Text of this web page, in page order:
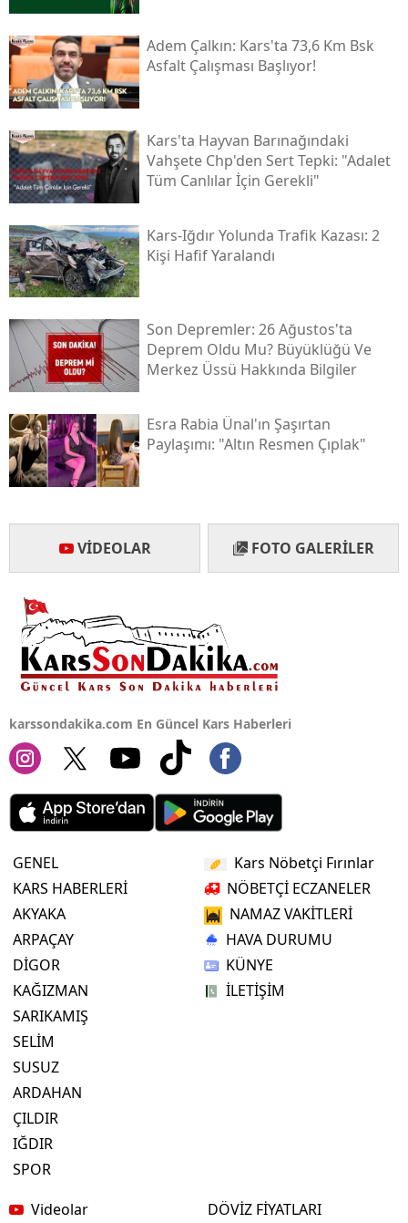
Zonguldak
Bayburt
Karaman
Bartın
Ardahan
Yalova
Osmaniye
Adem Çalkın: Kars'ta 73,6 Km Bsk
Asfalt Çalışması Başlıyor!
Kars'ta Hayvan Barınağındaki
Vahşete Chp'den Sert Tepki: "adalet
Tüm Canlılar İçin Gerekli"
Kars-Iğdır Yolunda Trafik Kazası: 2
Kişi Hafif Yaralandı
Son Depremler: 26 Ağustos'ta
Deprem Oldu Mu? Büyüklüğü Ve
Merkez Üssü Hakkında Bilgiler
Esra Rabia Ünal'ın Şaşırtan
Paylaşımı: "altın Resmen Çıplak"
VIDEOLAR FOTO GALERILER
karssondakika.com En Güncel Kars Haberleri
GENEL
KARS HABERLERİ
AKYAKA
ARPAÇAY
DİGOR
KAĞIZMAN
SARIKAMIŞ
SELİM
SUSUZ
ARDAHAN
ÇILDIR
IĞDIR
SPOR
Kars Nöbetçi Fırınlar
NÖBETÇİ ECZANELER
NAMAZ VAKİTLERİ
HAVA DURUMU
KÜNYE
İLETİŞİM
Videolar DÖVİZ FİYATLARI